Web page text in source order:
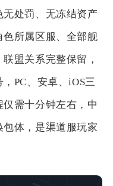
处罚、无冻结资产
所属区服、全部舰
盟关系完整保留，
PC、安卓、iOS三
需十分钟左右，中
体，是渠道服玩家